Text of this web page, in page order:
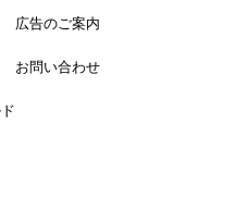
広告のご案内
お問い合わせ